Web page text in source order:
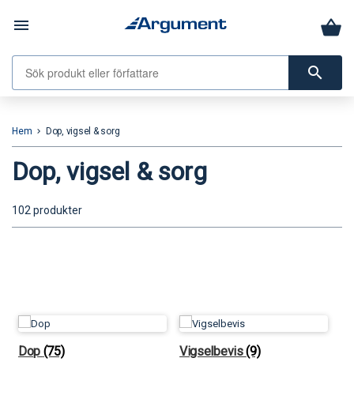
menu
search
Hem keyboard_arrow_right Dop, vigsel & sorg
Dop, vigsel & sorg
102 produkter
Dop (75) Vigselbevis(9)